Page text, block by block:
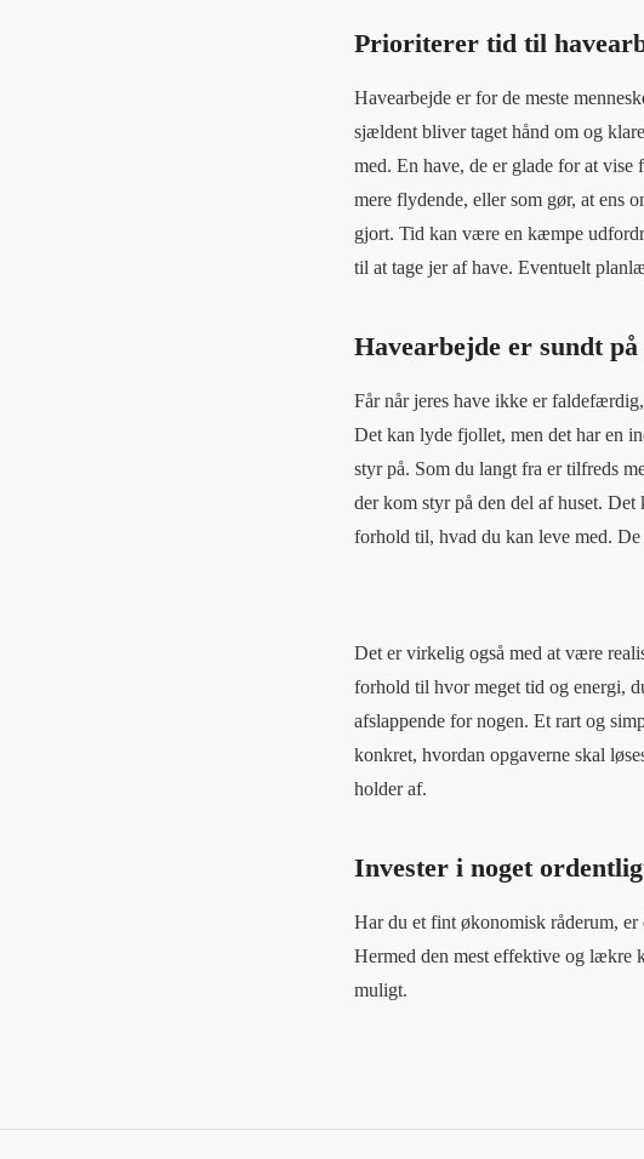
Prioriterer tid til
Havearbejde er for de meste
sjældent bliver taget hånd om og
med. En have, de er glade for at
mere flydende, eller som gør, at ens
gjort. Tid kan være en kæmpe
til at tage jer af have. Eventuelt
Havearbejde er sundt
Får når jeres have ikke er
Det kan lyde fjollet, men det har en
styr på. Som du langt fra er tilfreds
der kom styr på den del af huset.
forhold til, hvad du kan leve med.
Det er virkelig også med at være
forhold til hvor meget tid og energi,
afslappende for nogen. Et rart og
konkret, hvordan opgaverne skal
holder af.
Invester i noget
Har du et fint økonomisk råderum,
Hermed den mest effektive og lækre
muligt.